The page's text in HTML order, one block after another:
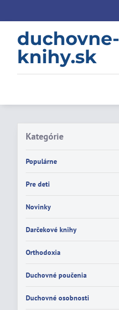
duchovne-
knihy.sk
Kategórie
Populárne
Pre deti
Novinky
Darčekové knihy
Orthodoxia
Duchovné poučenia
Duchovné osobnosti